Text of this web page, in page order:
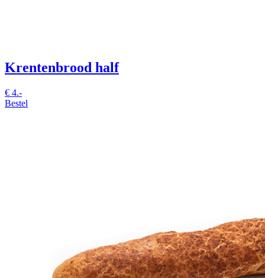
Krentenbrood half
€ 4.-
Bestel